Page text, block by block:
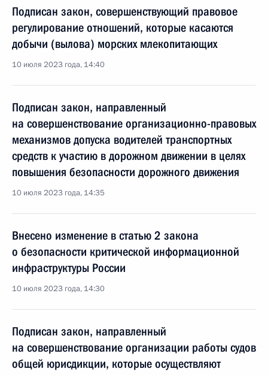
Подписан закон, совершенствующий правовое
регулирование отношений, которые касаются
добычи (вылова) морских млекопитающих
10 июля 2023 года, 14:40
Подписан закон, направленный
на совершенствование организационно-правовых
механизмов допуска водителей транспортных
средств к участию в дорожном движении в целях
повышения безопасности дорожного движения
10 июля 2023 года, 14:35
Внесено изменение в статью 2 закона
о безопасности критической информационной
инфраструктуры России
10 июля 2023 года, 14:30
Подписан закон, направленный
на совершенствование организации работы судов
общей юрисдикции, которые осуществляют